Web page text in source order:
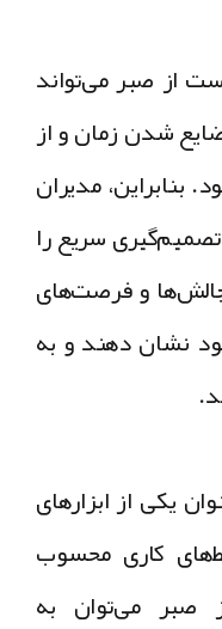
از صبر می‌تواند
شدن زمان و از
مدیران
سریع را
و فرصت‌های
نشان دهند و به
از ابزارهای
کاری محسوب
می‌توان به